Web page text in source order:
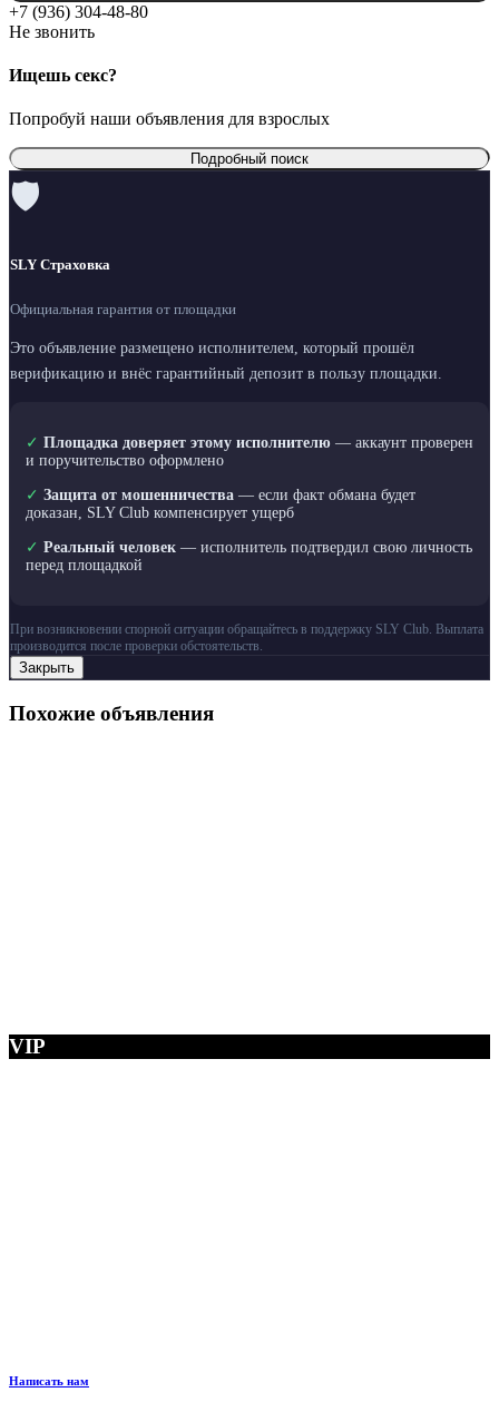
+7 (936) 304-48-80
Не звонить
Ищешь секс?
Попробуй наши объявления для взрослых
Подробный поиск
🛡
SLY Страховка
Официальная гарантия от площадки
Это объявление размещено исполнителем, который прошёл
верификацию и внёс гарантийный депозит в пользу площадки.
✓ Площадка доверяет этому исполнителю — аккаунт проверен
и поручительство оформлено
✓ Защита от мошенничества — если факт обмана будет
доказан, SLY Club компенсирует ущерб
✓ Реальный человек — исполнитель подтвердил свою личность
перед площадкой
При возникновении спорной ситуации обращайтесь в поддержку SLY Club. Выплата
производится после проверки обстоятельств.
Закрыть
Похожие объявления
VIP
Написать нам